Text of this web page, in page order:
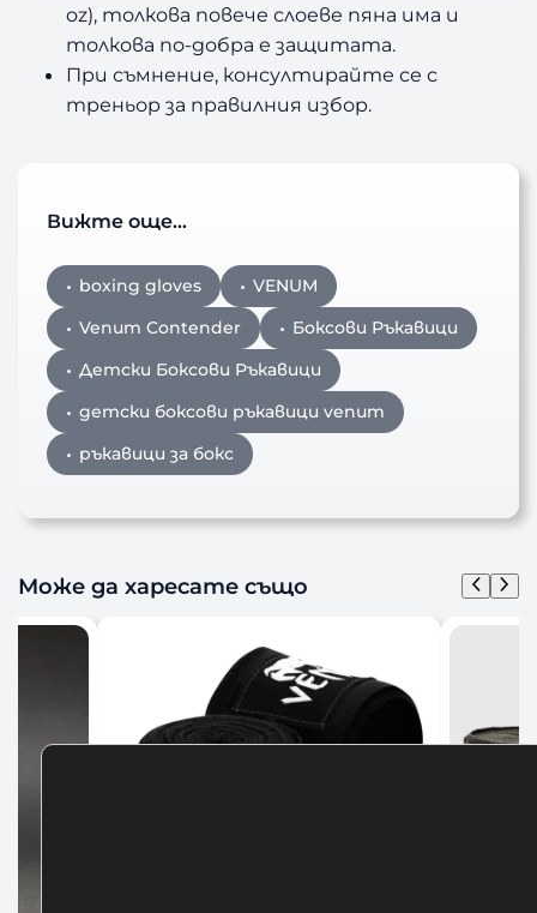
oz), толкова повече слоеве пяна има и
толкова по-добра е защитата.
При съмнение, консултирайте се с
треньор за правилния избор.
Вижте още…
boxing gloves
VENUM
Venum Contender
Боксови Ръкавици
Детски Боксови Ръкавици
детски боксови ръкавици venum
ръкавици за бокс
Може да харесате също